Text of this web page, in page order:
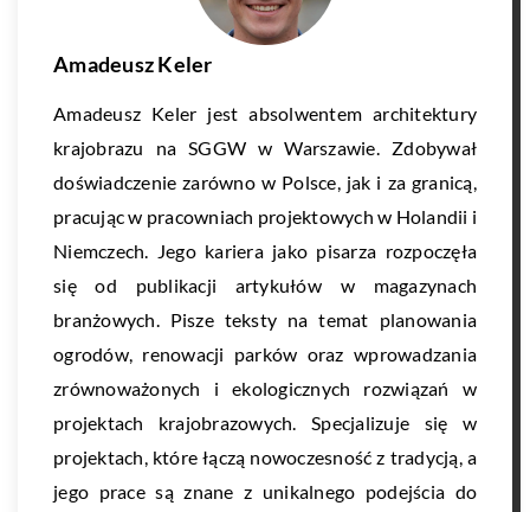
Amadeusz Keler
Amadeusz Keler jest absolwentem architektury
krajobrazu na SGGW w Warszawie. Zdobywał
doświadczenie zarówno w Polsce, jak i za granicą,
pracując w pracowniach projektowych w Holandii i
Niemczech. Jego kariera jako pisarza rozpoczęła
się od publikacji artykułów w magazynach
branżowych. Pisze teksty na temat planowania
ogrodów, renowacji parków oraz wprowadzania
zrównoważonych i ekologicznych rozwiązań w
projektach krajobrazowych. Specjalizuje się w
projektach, które łączą nowoczesność z tradycją, a
jego prace są znane z unikalnego podejścia do